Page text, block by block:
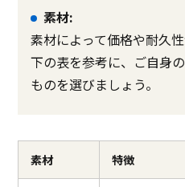
素材:
素材によって価格や耐久
下の表を参考に、ご自身
ものを選びましょう。
素材 特徴